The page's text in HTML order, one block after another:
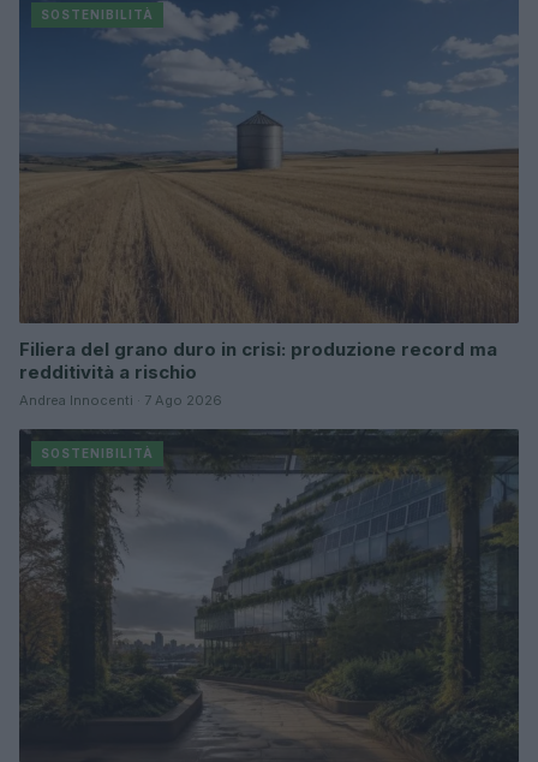
SOSTENIBILITÀ
Filiera del grano duro in crisi: produzione record ma
redditività a rischio
Andrea Innocenti · 7 Ago 2026
SOSTENIBILITÀ